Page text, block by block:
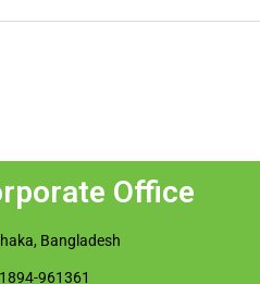
Office
Bangladesh
961361